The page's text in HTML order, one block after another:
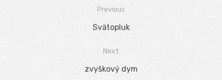
Previous
Previous
Svätopluk
Next
Next
zvyškový dym